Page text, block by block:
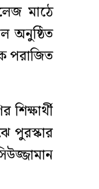
মাঠে
অনুষ্ঠিত
পরাজিত
পুরস্কার